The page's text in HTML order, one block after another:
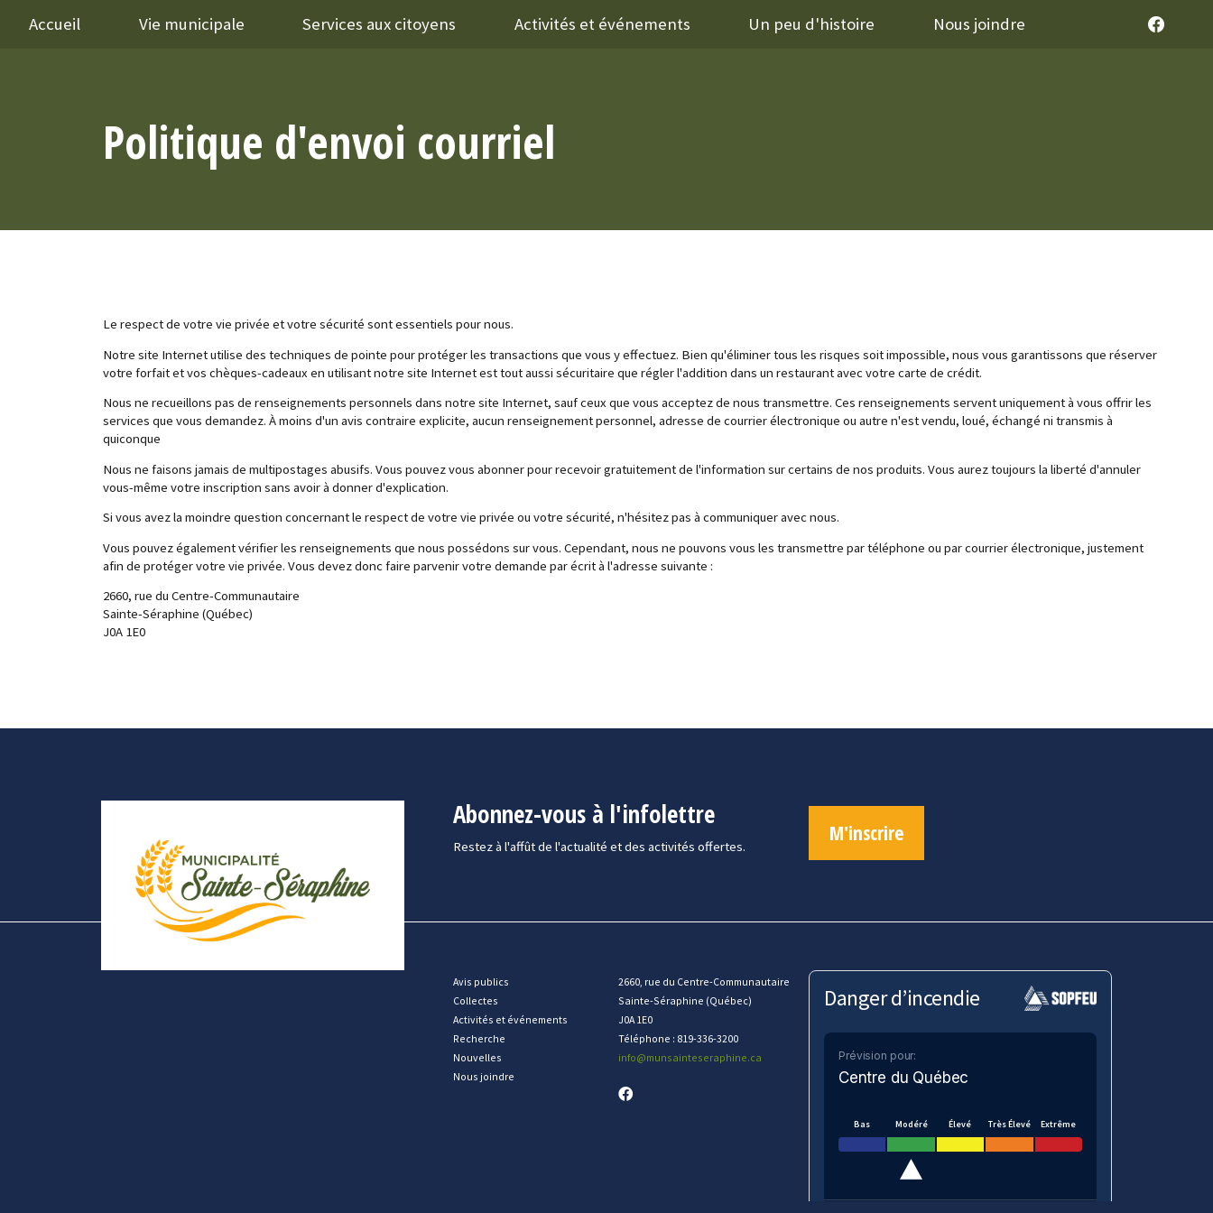
Accueil Vie municipale Services aux citoyens Activités et événements Un peu d'histoire Nous joindre
Politique d'envoi courriel
Le respect de votre vie privée et votre sécurité sont essentiels pour nous.
Notre site Internet utilise des techniques de pointe pour protéger les transactions que vous y effectuez. Bien qu'éliminer tous les risques soit impossible, nous vous garantissons que réserver
votre forfait et vos chèques-cadeaux en utilisant notre site Internet est tout aussi sécuritaire que régler l'addition dans un restaurant avec votre carte de crédit.
Nous ne recueillons pas de renseignements personnels dans notre site Internet, sauf ceux que vous acceptez de nous transmettre. Ces renseignements servent uniquement à vous offrir les
services que vous demandez. À moins d'un avis contraire explicite, aucun renseignement personnel, adresse de courrier électronique ou autre n'est vendu, loué, échangé ni transmis à
quiconque
Nous ne faisons jamais de multipostages abusifs. Vous pouvez vous abonner pour recevoir gratuitement de l'information sur certains de nos produits. Vous aurez toujours la liberté d'annuler
vous-même votre inscription sans avoir à donner d'explication.
Si vous avez la moindre question concernant le respect de votre vie privée ou votre sécurité, n'hésitez pas à communiquer avec nous.
Vous pouvez également vérifier les renseignements que nous possédons sur vous. Cependant, nous ne pouvons vous les transmettre par téléphone ou par courrier électronique, justement
afin de protéger votre vie privée. Vous devez donc faire parvenir votre demande par écrit à l'adresse suivante :
2660, rue du Centre-Communautaire
Sainte-Séraphine (Québec)
J0A 1E0
Abonnez-vous à l'infolettre
Restez à l'affût de l'actualité et des activités offertes.
M'inscrire
Avis publics
Collectes
Activités et événements
Recherche
Nouvelles
Nous joindre
2660, rue du Centre-Communautaire
Sainte-Séraphine (Québec)
J0A 1E0
Téléphone : 819-336-3200
info@munsainteseraphine.ca
Danger d’incendie
Prévision pour:
Centre du Québec
Bas Modéré Élevé Très Élevé Extrême